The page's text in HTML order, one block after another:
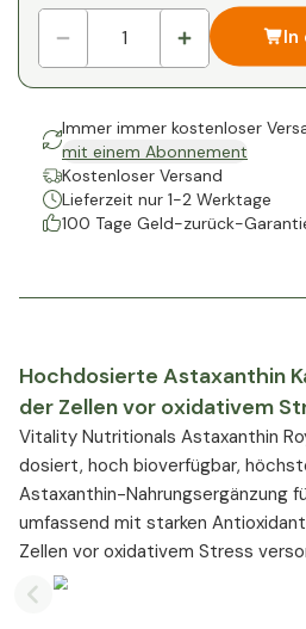
In
Immer immer kostenloser
mit einem Abonnement
Kostenloser Versand
Lieferzeit nur 1-2 Werktage
100 Tage Geld-zurück-
Hochdosierte Astaxanthin
der Zellen vor oxidativem
Vitality Nutritionals Astaxanthin
dosiert, hoch bioverfügbar,
Astaxanthin-Nahrungsergänzung
umfassend mit starken
Zellen vor oxidativem Stress
Previous slide